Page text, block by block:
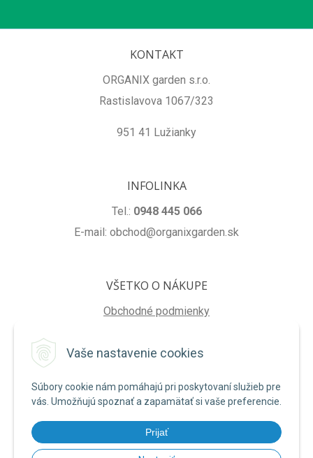
Vaše nastavenie cookies
Súbory cookie nám pomáhajú pri poskytovaní služieb pre
vás. Umožňujú spoznať a zapamätať si vaše preferencie.
Prijať
KONTAKT
ORGANIX garden s.r.o.
Rastislavova 1067/323
951 41 Lužianky
INFOLINKA
Tel.: 0948 445 066
E-mail: obchod@organixgarden.sk
VŠETKO O NÁKUPE
Obchodné podmienky
Reklamačné podmienky
NA STIAHNUTIE
Formulár na odstúpenie od zmluvy
Poučenie o uplatnení práva na odstúpenie od zmluvy